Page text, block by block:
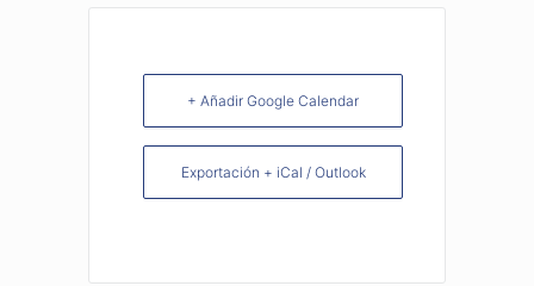
+ Añadir Google Calendar
Exportación + iCal / Outlook